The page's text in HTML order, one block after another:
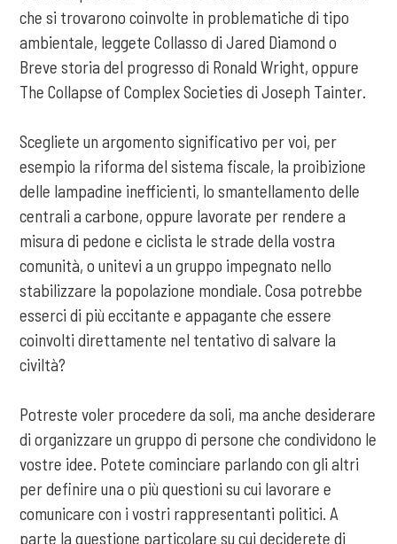
che si trovarono coinvolte in problematiche di tipo
ambientale, leggete Collasso di Jared Diamond o
Breve storia del progresso di Ronald Wright, oppure
The Collapse of Complex Societies di Joseph Tainter.
Scegliete un argomento significativo per voi, per
esempio la riforma del sistema fiscale, la proibizione
delle lampadine inefficienti, lo smantellamento delle
centrali a carbone, oppure lavorate per rendere a
misura di pedone e ciclista le strade della vostra
comunità, o unitevi a un gruppo impegnato nello
stabilizzare la popolazione mondiale. Cosa potrebbe
esserci di più eccitante e appagante che essere
coinvolti direttamente nel tentativo di salvare la
civiltà?
Potreste voler procedere da soli, ma anche desiderare
di organizzare un gruppo di persone che condividono le
vostre idee. Potete cominciare parlando con gli altri
per definire una o più questioni su cui lavorare e
comunicare con i vostri rappresentanti politici. A
parte la questione particolare su cui deciderete di